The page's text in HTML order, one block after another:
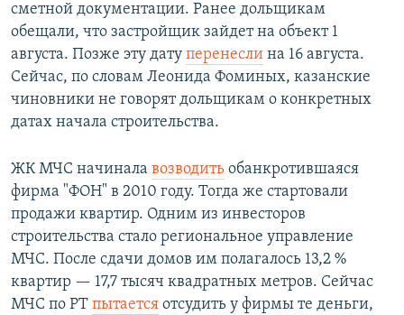
сметной документации. Ранее дольщикам
обещали, что застройщик зайдет на объект 1
августа. Позже эту дату перенесли на 16 августа.
Сейчас, по словам Леонида Фоминых, казанские
чиновники не говорят дольщикам о конкретных
датах начала строительства.
ЖК МЧС начинала возводить обанкротившаяся
фирма "ФОН" в 2010 году. Тогда же стартовали
продажи квартир. Одним из инвесторов
строительства стало региональное управление
МЧС. После сдачи домов им полагалось 13,2 %
квартир — 17,7 тысяч квадратных метров. Сейчас
МЧС по РТ пытается отсудить у фирмы те деньги,